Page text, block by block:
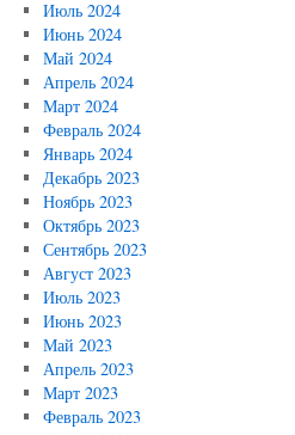
Июль 2024
Июнь 2024
Май 2024
Апрель 2024
Март 2024
Февраль 2024
Январь 2024
Декабрь 2023
Ноябрь 2023
Октябрь 2023
Сентябрь 2023
Август 2023
Июль 2023
Июнь 2023
Май 2023
Апрель 2023
Март 2023
Февраль 2023